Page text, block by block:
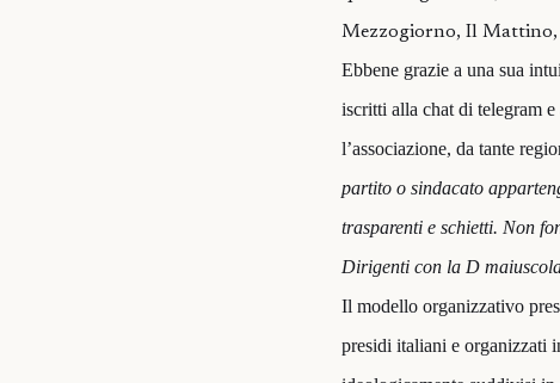
Mezzogiorno, Il Mattino,
Ebbene grazie a una sua
iscritti alla chat di telegram
l’associazione, da tante
partito o sindacato
trasparenti e schietti. Non
Dirigenti con la D
Il modello organizzativo
presidi italiani e